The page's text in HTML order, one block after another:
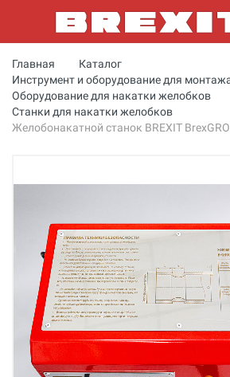
Главная
Каталог
Инструмент и оборудование для
Оборудование для накатки желобков
Станки для накатки желобков
Желобонакатной станок BREXIT